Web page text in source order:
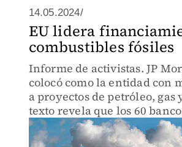
14.05.2024/
EU lidera
combustibles fósiles
Informe de activistas. JP
colocó como la entidad con
a proyectos de petróleo, gas
texto revela que los 60
grandes del mundo
mdd al sector en 2023